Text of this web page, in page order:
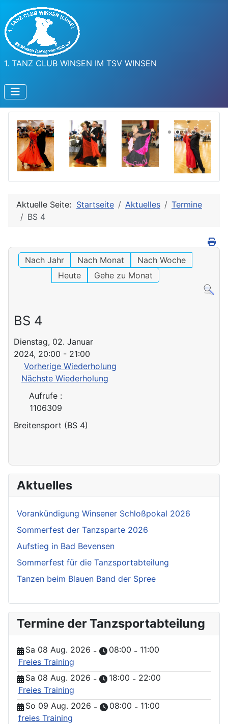
1. TANZ CLUB WINSEN IM TSV WINSEN
Aktuelle Seite: Startseite Aktuelles
Termine
BS 4
Nach Jahr Nach Monat
Nach Woche
Heute
Gehe zu Monat
BS 4
Dienstag, 02. Januar
2024, 20:00 - 21:00
Vorherige Wiederholung
Nächste Wiederholung
Aufrufe:
1106309
Breitensport (BS 4)
Aktuelles
Vorankündigung Winsener Schloßpokal 2026
Sommerfest der Tanzsparte 2026
Aufstieg in Bad Bevensen
Sommerfest für die Tanzsportabteilung
Tanzen beim Blauen Band der Spree
Termine der Tanzsportabteilung
Sa 08 Aug. 2026 - 08:00 - 11:00
Freies Training
Sa 08 Aug. 2026 - 18:00 - 22:00
Freies Training
So 09 Aug. 2026 - 08:00 - 11:00
freies Training